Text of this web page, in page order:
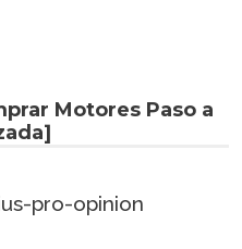
Motores Paso a